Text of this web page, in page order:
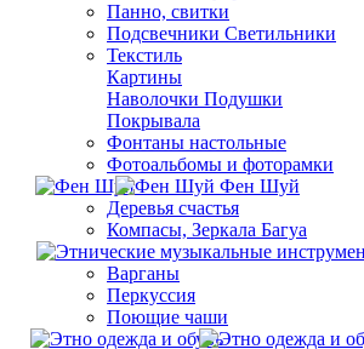
Панно, свитки
Подсвечники Светильники
Текстиль
Картины
Наволочки Подушки
Покрывала
Фонтаны настольные
Фотоальбомы и фоторамки
Фен Шуй
Деревья счастья
Компасы, Зеркала Багуа
Варганы
Перкуссия
Поющие чаши